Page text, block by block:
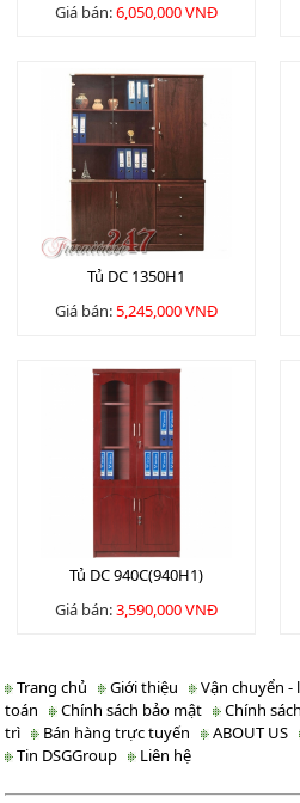
Giá bán:6,050,000 VNĐ
Tủ DC 1350H1
Giá bán:5,245,000 VNĐ
Tủ DC 940C(940H1)
Giá bán:3,590,000 VNĐ
Trang chủ Giới thiệu Vận chuyển -
toán
Chính sách bảo mật Chính
trì
Bán hàng trực tuyến ABOUT US
Tin DSGGroup
Liên hệ